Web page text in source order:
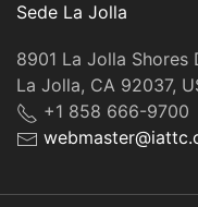
Sede La Jolla
8901 La Jolla Shores
La Jolla, CA 92037,
+1 858 666-9700